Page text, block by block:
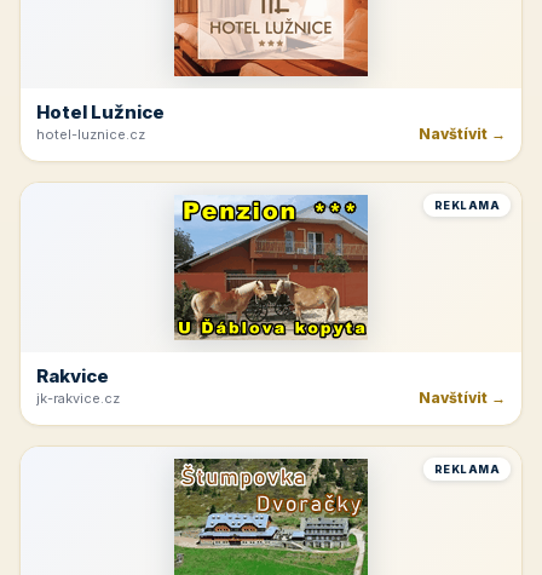
Hotel Lužnice
hotel-luznice.cz Navštívit →
REKLAMA
Rakvice
jk-rakvice.cz Navštívit →
REKLAMA